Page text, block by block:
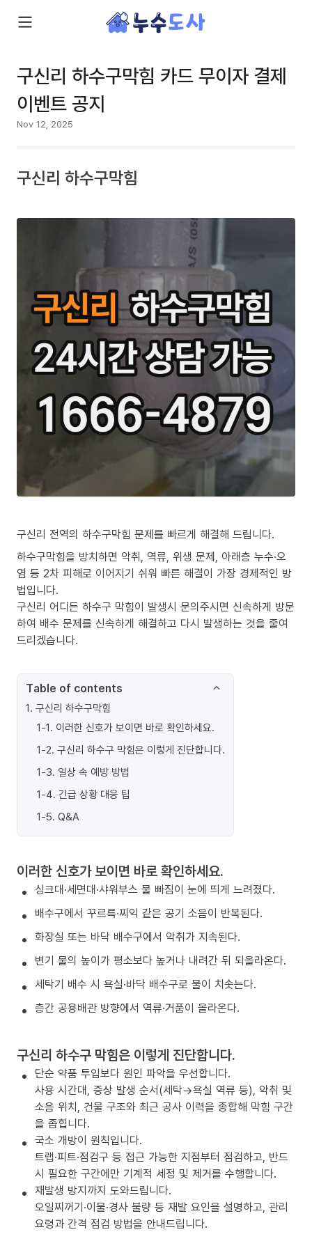
구신리 하수구막힘 카드 무이자 결제
이벤트 공지
Nov 12, 2025
구신리 하수구막힘
구신리 전역의 하수구막힘 문제를 빠르게 해결해 드립니다.
하수구막힘을 방치하면 악취, 역류, 위생 문제, 아래층 누수·오
염 등 2차 피해로 이어지기 쉬워 빠른 해결이 가장 경제적인 방
법입니다.
구신리 어디든 하수구 막힘이 발생시 문의주시면 신속하게 방문
하여 배수 문제를 신속하게 해결하고 다시 발생하는 것을 줄여
드리겠습니다.
Table of contents
1. 구신리 하수구막힘
1-1. 이러한 신호가 보이면 바로 확인하세요.
1-2. 구신리 하수구 막힘은 이렇게 진단합니다.
1-3. 일상 속 예방 방법
1-4. 긴급 상황 대응 팁
1-5. Q&A
이러한 신호가 보이면 바로 확인하세요.
싱크대·세면대·샤워부스 물 빠짐이 눈에 띄게 느려졌다.
배수구에서 꾸르륵·찌익 같은 공기 소음이 반복된다.
화장실 또는 바닥 배수구에서 악취가 지속된다.
변기 물의 높이가 평소보다 높거나 내려간 뒤 되올라온다.
세탁기 배수 시 욕실·바닥 배수구로 물이 치솟는다.
층간 공용배관 방향에서 역류·거품이 올라온다.
구신리 하수구 막힘은 이렇게 진단합니다.
단순 약품 투입보다 원인 파악을 우선합니다.
사용 시간대, 증상 발생 순서(세탁→욕실 역류 등), 악취 및
소음 위치, 건물 구조와 최근 공사 이력을 종합해 막힘 구간
을 좁힙니다.
국소 개방이 원칙입니다.
트랩·피트·점검구 등 접근 가능한 지점부터 점검하고, 반드
시 필요한 구간에만 기계적 세정 및 제거를 수행합니다.
재발생 방지까지 도와드립니다.
오일찌꺼기·이물·경사 불량 등 재발 요인을 설명하고, 관리
요령과 간격 점검 방법을 안내드립니다.